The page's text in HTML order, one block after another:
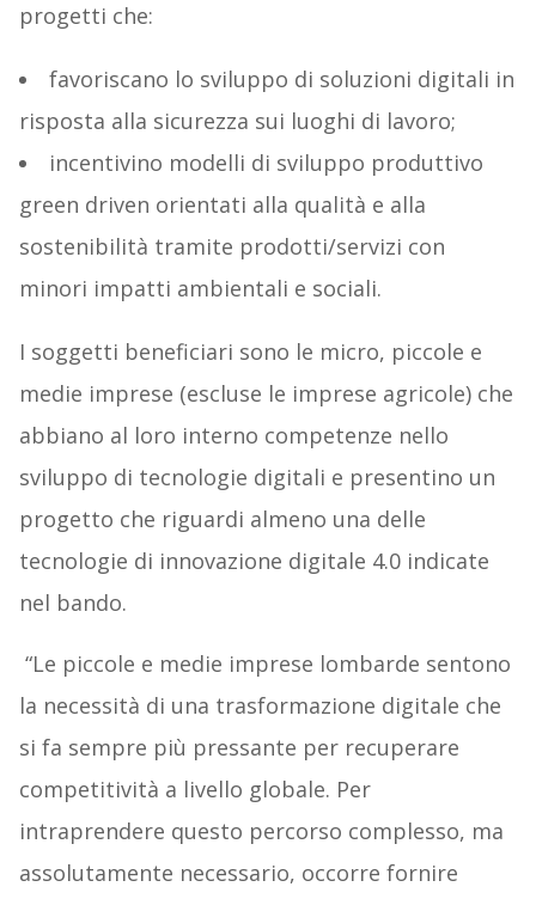
progetti che:
favoriscano lo sviluppo di soluzioni digitali in
risposta alla sicurezza sui luoghi di lavoro;
incentivino modelli di sviluppo produttivo
green driven orientati alla qualità e alla
sostenibilità tramite prodotti/servizi con
minori impatti ambientali e sociali.
I soggetti beneficiari sono le micro, piccole e
medie imprese (escluse le imprese agricole) che
abbiano al loro interno competenze nello
sviluppo di tecnologie digitali e presentino un
progetto che riguardi almeno una delle
tecnologie di innovazione digitale 4.0 indicate
nel bando.
“Le piccole e medie imprese lombarde sentono
la necessità di una trasformazione digitale che
si fa sempre più pressante per recuperare
competitività a livello globale. Per
intraprendere questo percorso complesso, ma
assolutamente necessario, occorre fornire